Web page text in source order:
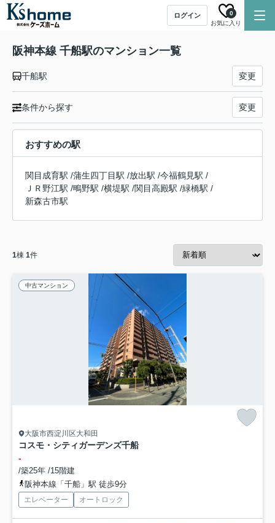
ログイン
お気に入り
0
阪神本線 千船駅のマンション一覧
千船駅 変更
条件から探す 変更
おすすめの駅
関目成育駅 /蒲生四丁目駅 /放出駅 /今福鶴見駅 /
ＪＲ野江駅 /鴫野駅 /横堤駅 /関目高殿駅 /緑橋駅 /
新森古市駅
1棟 1件
中古マンション
大阪市西淀川区大和田
コスモ・シティガーデンズ千船
-
/築25年 /15階建
阪神本線「千船」駅 徒歩9分
エレベーター オートロック